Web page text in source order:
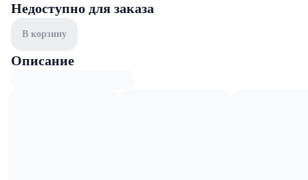
Недоступно для заказа
В корзину
Описание